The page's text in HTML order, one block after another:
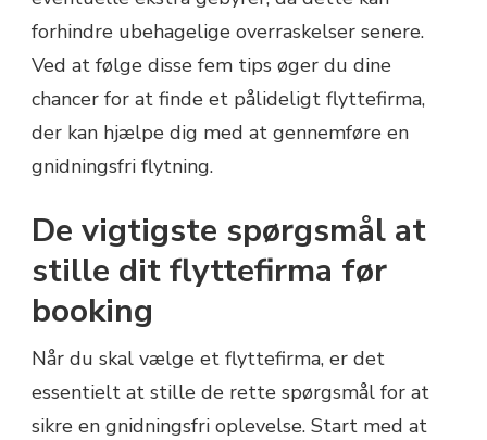
forhindre ubehagelige overraskelser senere.
Ved at følge disse fem tips øger du dine
chancer for at finde et pålideligt flyttefirma,
der kan hjælpe dig med at gennemføre en
gnidningsfri flytning.
De vigtigste spørgsmål at
stille dit flyttefirma før
booking
Når du skal vælge et flyttefirma, er det
essentielt at stille de rette spørgsmål for at
sikre en gnidningsfri oplevelse. Start med at